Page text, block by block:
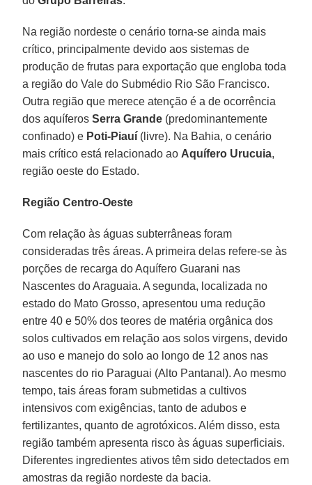
Na região nordeste o cenário torna-se ainda mais
crítico, principalmente devido aos sistemas de
produção de frutas para exportação que engloba toda
a região do Vale do Submédio Rio São Francisco.
Outra região que merece atenção é a de ocorrência
dos aquíferosSerra Grande (predominantemente
confinado) e Poti-Piauí (livre). Na Bahia, o cenário
mais crítico está relacionado ao Aquífero Urucuia,
região oeste do Estado.
Região Centro-Oeste
Com relação às águas subterrâneas foram
consideradas três áreas. A primeira delas refere-se às
porções de recarga do Aquífero Guarani nas
Nascentes do Araguaia. A segunda, localizada no
estado do Mato Grosso, apresentou uma redução
entre 40 e 50% dos teores de matéria orgânica dos
solos cultivados em relação aos solos virgens, devido
ao uso e manejo do solo ao longo de 12 anos nas
nascentes do rio Paraguai (Alto Pantanal). Ao mesmo
tempo, tais áreas foram submetidas a cultivos
intensivos com exigências, tanto de adubos e
fertilizantes, quanto de agrotóxicos. Além disso, esta
região também apresenta risco às águas superficiais.
Diferentes ingredientes ativos têm sido detectados em
amostras da região nordeste da bacia.